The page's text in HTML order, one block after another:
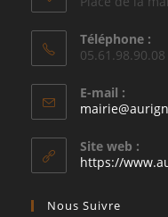
Téléphone :
05.61.98.90.08
E-mail :
Site web :
https://
Nous Suivre